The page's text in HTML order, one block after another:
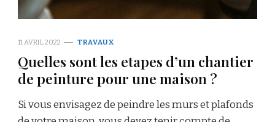
11 AVRIL 2022 TRAVAUX
Quelles sont les etapes d’un chantier
de peinture pour une maison ?
Si vous envisagez de peindre les murs et plafonds